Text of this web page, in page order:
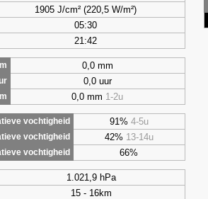
1905 J/cm² (220,5 W/m²)
05:30
21:42
0,0 mm
0,0 uur
0,0 mm 1-2u
vochtigheid
91% 4-5u
vochtigheid 42% 13-14u
vochtigheid 66%
1.021,9 hPa
15 - 16km